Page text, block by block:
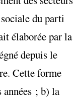
du parti
élaborée par la
depuis le
Cette forme
années ; b) la